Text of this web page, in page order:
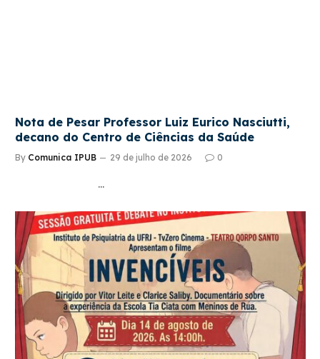
Nota de Pesar Professor Luiz Eurico Nasciutti,
decano do Centro de Ciências da Saúde
By Comunica IPUB 29 de julho de 2026 0
…